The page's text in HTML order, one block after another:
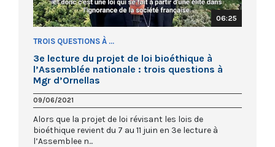
06:25
TROIS QUESTIONS À ...
3e lecture du projet de loi bioéthique à
l’Assemblée nationale : trois questions à
Mgr d’Ornellas
09/06/2021
Alors que la projet de loi révisant les lois de
bioéthique revient du 7 au 11 juin en 3e lecture à
l’Assemblee n...